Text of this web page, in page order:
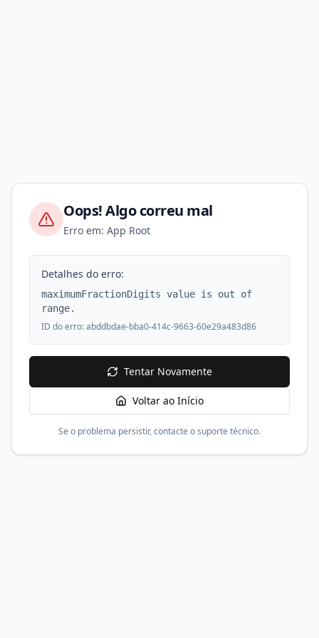
Oops! Algo correu mal
Erro em: App Root
Detalhes do erro:
maximumFractionDigits value is out of
range.
ID do erro:abddbdae-bba0-414c-9663-60e29a483d86
Tentar Novamente
Voltar ao Início
Se o problema persistir, contacte o suporte técnico.